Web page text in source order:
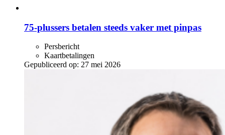
75-plussers betalen steeds vaker met pinpas
Persbericht
Kaartbetalingen
Gepubliceerd op: 27 mei 2026